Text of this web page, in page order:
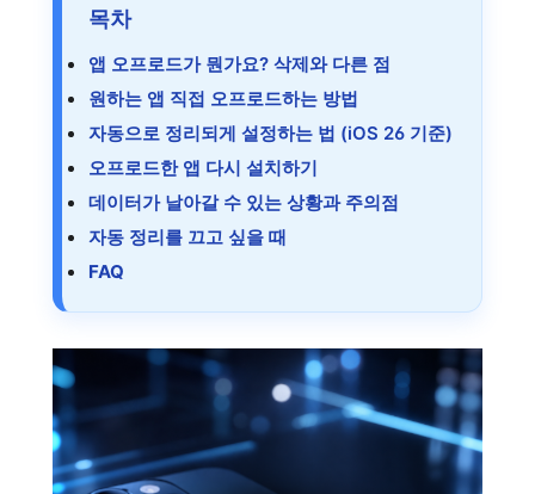
목차
앱 오프로드가 뭔가요? 삭제와 다른 점
원하는 앱 직접 오프로드하는 방법
자동으로 정리되게 설정하는 법 (iOS 26 기준)
오프로드한 앱 다시 설치하기
데이터가 날아갈 수 있는 상황과 주의점
자동 정리를 끄고 싶을 때
FAQ